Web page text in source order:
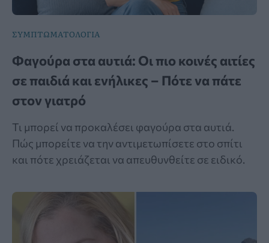
ΣΥΜΠΤΩΜΑΤΟΛΟΓΙΑ
Φαγούρα στα αυτιά: Οι πιο κοινές αιτίες
σε παιδιά και ενήλικες – Πότε να πάτε
στον γιατρό
Τι μπορεί να προκαλέσει φαγούρα στα αυτιά.
Πώς μπορείτε να την αντιμετωπίσετε στο σπίτι
και πότε χρειάζεται να απευθυνθείτε σε ειδικό.